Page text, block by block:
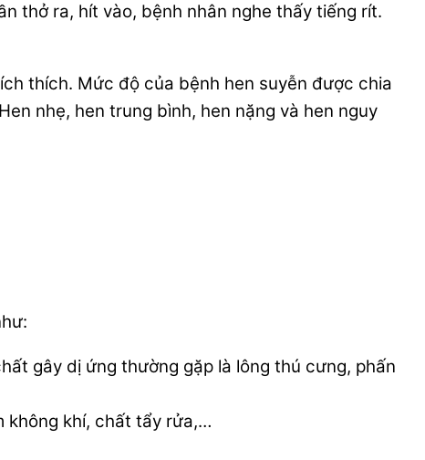
thở ra, hít vào, bệnh nhân nghe thấy tiếng rít.
thích. Mức độ của bệnh hen suyễn được chia
nhẹ, hen trung bình, hen nặng và hen nguy
gây dị ứng thường gặp là lông thú cưng, phấn
không khí, chất tẩy rửa,…